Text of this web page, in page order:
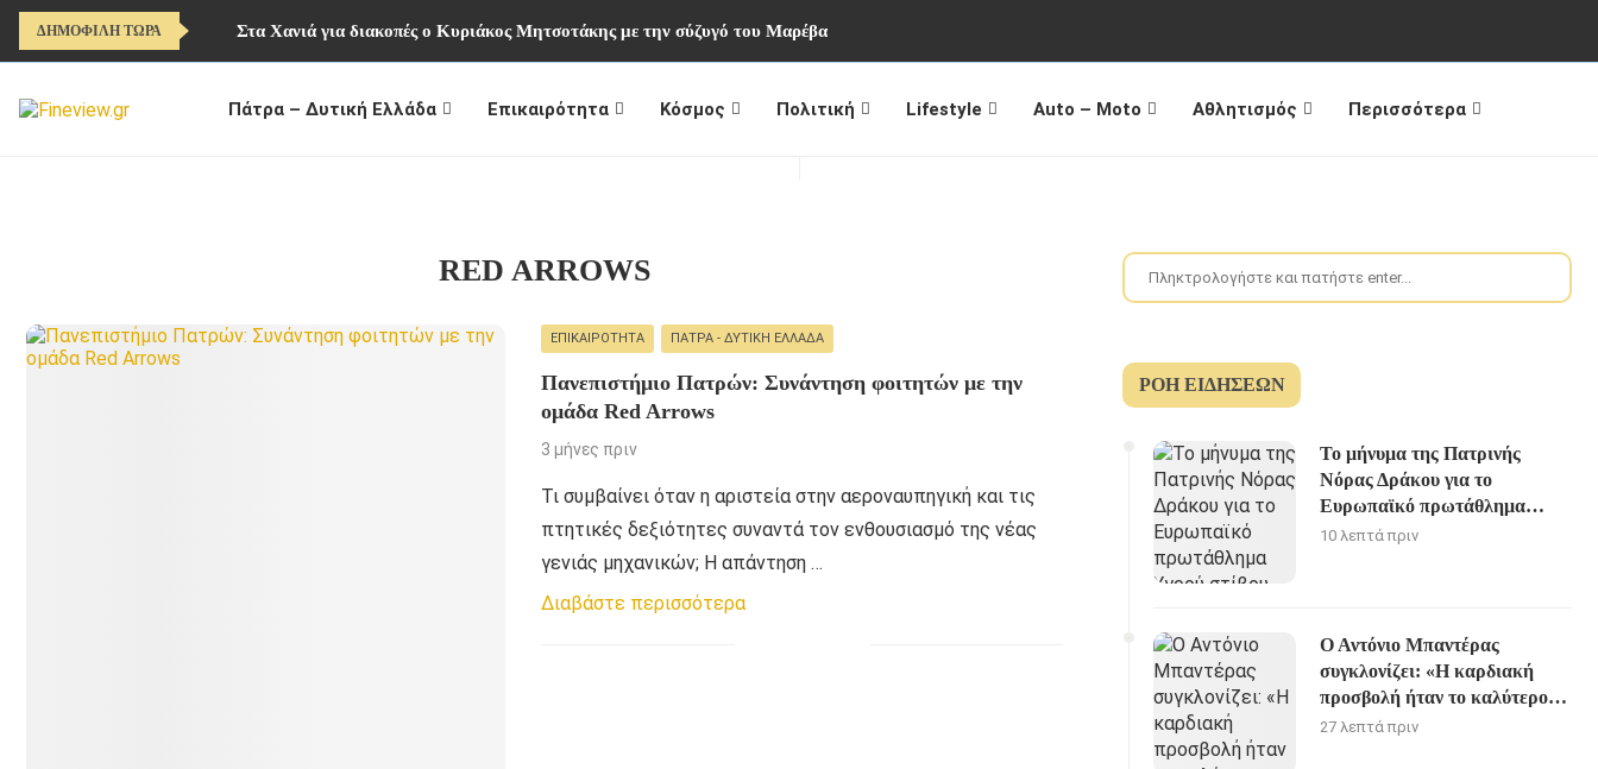
ΔΗΜΟΦΙΛΗ ΤΩΡΑ Στα Χανιά για διακοπές ο Κυριάκος Μητσοτάκης με την σύζυγό του Μαρέβα
Πάτρα – Δυτική Ελλάδα Επικαιρότητα Κόσμος Πολιτική Lifestyle Auto – Moto Αθλητισμός Περισσότερα
RED ARROWS
ΕΠΙΚΑΙΡΌΤΗΤΑ ΠΆΤΡΑ - ΔΥΤΙΚΉ ΕΛΛΆΔΑ
Πανεπιστήμιο Πατρών: Συνάντηση φοιτητών με την
ομάδα Red Arrows
3 μήνες πριν
Τι συμβαίνει όταν η αριστεία στην αεροναυπηγική και τις
πτητικές δεξιότητες συναντά τον ενθουσιασμό της νέας
γενιάς μηχανικών; Η απάντηση …
Διαβάστε περισσότερα
ΡΟΉ ΕΙΔΉΣΕΩΝ
Το μήνυμα της Πατρινής
Νόρας Δράκου για το
Ευρωπαϊκό πρωτάθλημα
Υγρού στίβου
10 λεπτά πριν
Ο Αντόνιο Μπαντέρας
συγκλονίζει: «Η καρδιακή
προσβολή ήταν το καλύτερο
πράγμα που μου συνέβη»
27 λεπτά πριν